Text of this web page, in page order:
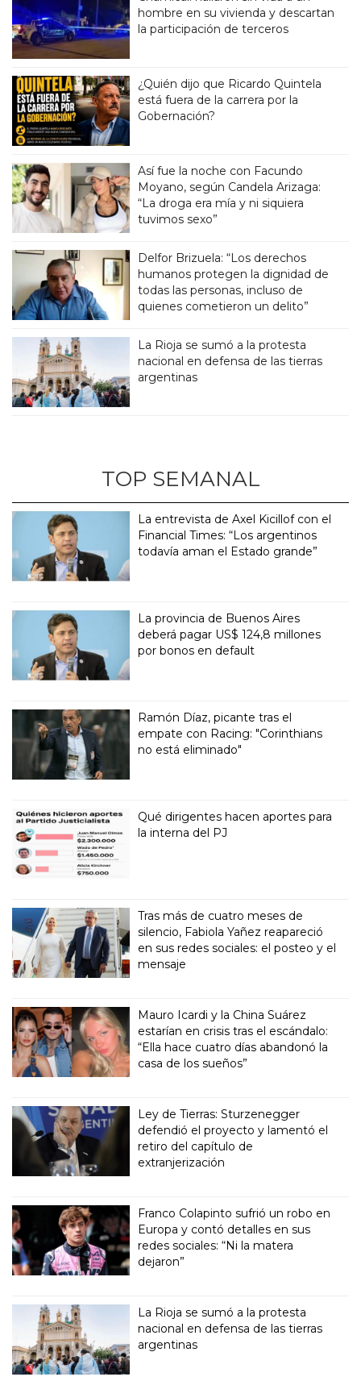
hombre en su vivienda y descartan
la participación de terceros
¿Quién dijo que Ricardo Quintela
está fuera de la carrera por la
Gobernación?
Así fue la noche con Facundo
Moyano, según Candela Arizaga:
“La droga era mía y ni siquiera
tuvimos sexo”
Delfor Brizuela: “Los derechos
humanos protegen la dignidad de
todas las personas, incluso de
quienes cometieron un delito”
La Rioja se sumó a la protesta
nacional en defensa de las tierras
argentinas
TOP SEMANAL
La entrevista de Axel Kicillof con el
Financial Times: “Los argentinos
todavía aman el Estado grande”
La provincia de Buenos Aires
deberá pagar US$ 124,8 millones
por bonos en default
Ramón Díaz, picante tras el
empate con Racing: "Corinthians
no está eliminado"
Qué dirigentes hacen aportes para
la interna del PJ
Tras más de cuatro meses de
silencio, Fabiola Yañez reapareció
en sus redes sociales: el posteo y el
mensaje
Mauro Icardi y la China Suárez
estarían en crisis tras el escándalo:
“Ella hace cuatro días abandonó la
casa de los sueños”
Ley de Tierras: Sturzenegger
defendió el proyecto y lamentó el
retiro del capítulo de
extranjerización
Franco Colapinto sufrió un robo en
Europa y contó detalles en sus
redes sociales: “Ni la matera
dejaron”
La Rioja se sumó a la protesta
nacional en defensa de las tierras
argentinas